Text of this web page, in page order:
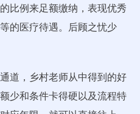
比例来足额缴纳，表现优秀
的医疗待遇。后顾之忧少
道，乡村老师从中得到的好
少和条件卡得硬以及流程特